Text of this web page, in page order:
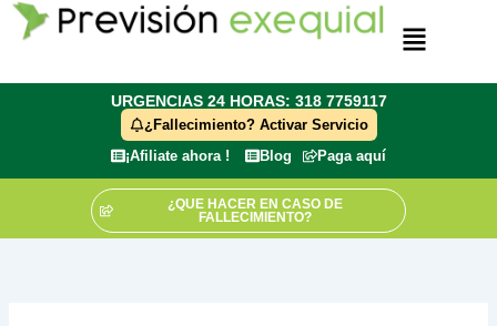
Menú
URGENCIAS 24 HORAS: 318 7759117
¿Fallecimiento? Activar Servicio
¡Afiliate ahora !
Blog Paga aquí
¿QUE HACER EN CASO DE
FALLECIMIENTO?